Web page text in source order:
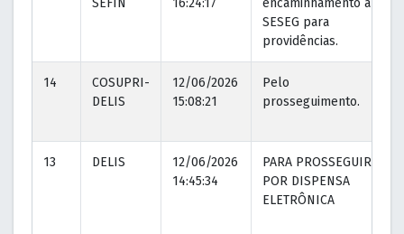
SEFIN
16:24:17
encaminhamento à
SESEG para
providências.
14
COSUPRI-
DELIS
12/06/2026
15:08:21
Pelo
prosseguimento.
13 DELIS
12/06/2026
14:45:34
PARA PROSSEGUIR
POR DISPENSA
ELETRÔNICA